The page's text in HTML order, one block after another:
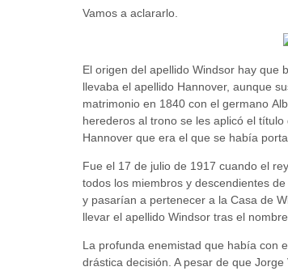
Vamos a aclararlo.
El origen del apellido Windsor hay que
llevaba el apellido Hannover, aunque
matrimonio en 1840 con el germano
herederos al trono se les aplicó el
Hannover que era el que se había
Fue el 17 de julio de 1917 cuando el
todos los miembros y descendientes
y pasarían a pertenecer a la Casa de
llevar el apellido Windsor tras el nombre.
La profunda enemistad que había con
drástica decisión. A pesar de que